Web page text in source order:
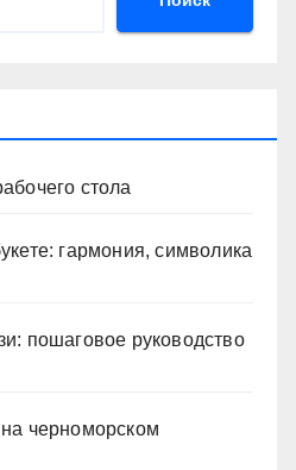
стола
гармония, символика
пошаговое руководство
черноморском